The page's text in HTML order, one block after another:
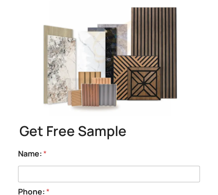
Delivery time
We will send out the samples within 3 working
days after confirming the samples with you.
Get Free Sample
Name:*
Phone:*